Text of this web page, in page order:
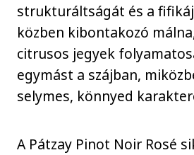
strukturáltságát és a
közben kibontakozó
citrusos jegyek
egymást a szájban,
selymes, könnyed
A Pátzay Pinot Noir Rosé